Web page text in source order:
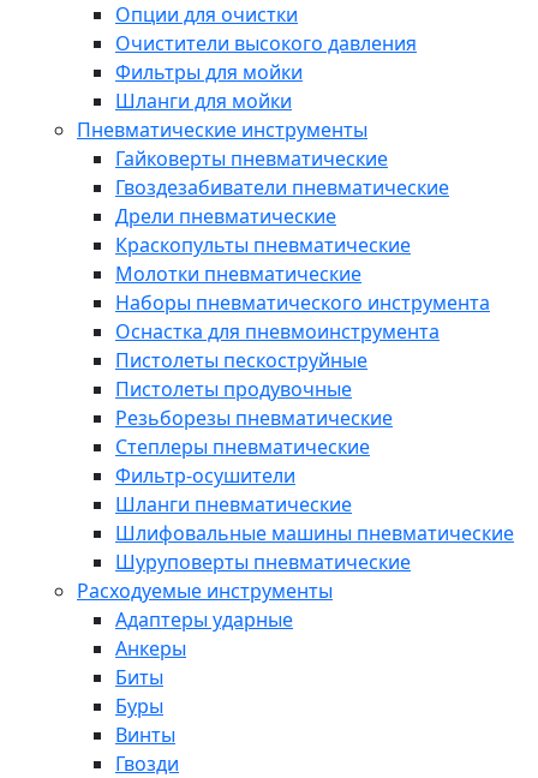
Опции для очистки
Очистители высокого давления
Фильтры для мойки
Шланги для мойки
Пневматические инструменты
Гайковерты пневматические
Гвоздезабиватели пневматические
Дрели пневматические
Краскопульты пневматические
Молотки пневматические
Наборы пневматического инструмента
Оснастка для пневмоинструмента
Пистолеты пескоструйные
Пистолеты продувочные
Резьборезы пневматические
Степлеры пневматические
Фильтр-осушители
Шланги пневматические
Шлифовальные машины пневматические
Шуруповерты пневматические
Расходуемые инструменты
Адаптеры ударные
Анкеры
Биты
Буры
Винты
Гвозди